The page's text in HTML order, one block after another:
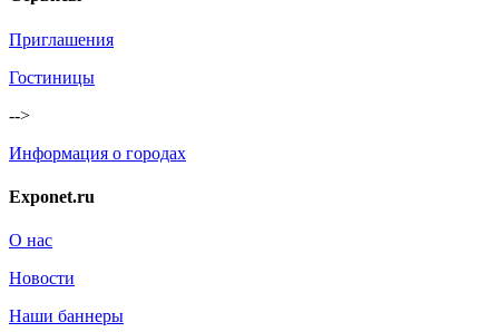
Приглашения
Гостиницы
-->
Информация о городах
Exponet.ru
О нас
Новости
Наши баннеры